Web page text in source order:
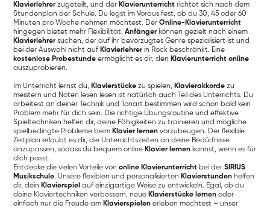
Klavierlehrer zugeteilt, und der Klavierunterricht richtet sich nach dem
Stundenplan der Schule. Du legst im Voraus fest, ob du 30, 45 oder 60
Minuten pro Woche nehmen möchtest. DerOnline-Klavierunterricht
hingegen bietet mehr Flexibilität.Anfänger können gezielt nach einem
Klavierlehrer suchen, der auf ihr bevorzugtes Genre spezialisiert ist und
bei der Auswahl nicht auf Klavierlehrer in Rock beschränkt. Eine
kostenlose Probestunde ermöglicht es dir, den Klavierunterricht online
auszuprobieren.
Im Unterricht lernst du, Klavierstücke zu spielen, Klavierakkorde zu
meistern und Noten lesen lesen ist natürlich auch Teil des Unterrichts. Du
arbeitest an deiner Technik und Tonart bestimmen wird schon bald kein
Problem mehr für dich sein. Die richtige Übungsroutine und effektive
Spieltechniken helfen dir, deine Fähigkeiten zu trainieren und mögliche
spielbedingte Probleme beim Klavier lernen vorzubeugen. Der flexible
Zeitplan erlaubt es dir, die Unterrichtszeiten an deine Bedürfnisse
anzupassen, sodass du bequem online Klavier lernen kannst, wenn es für
dich passt.
Entdecke die vielen Vorteile vononline Klavierunterricht bei derSIRIUS
Musikschule. Unsere flexiblen und personalisierten Klavierstunden helfen
dir, dein Klavierspiel auf einzigartige Weise zu entwickeln. Egal, ob du
deine Klaviertechniken verbessern, neue Klavierstücke lernen oder
einfach nur die Freude am Klavierspielen erleben möchtest – unser